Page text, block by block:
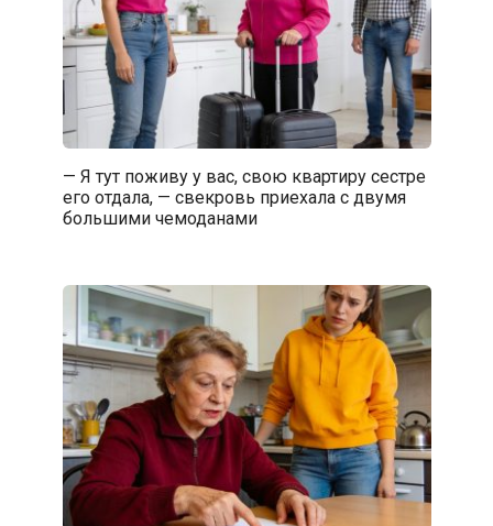
— Я тут поживу у вас, свою квартиру сестре
его отдала, — свекровь приехала с двумя
большими чемоданами